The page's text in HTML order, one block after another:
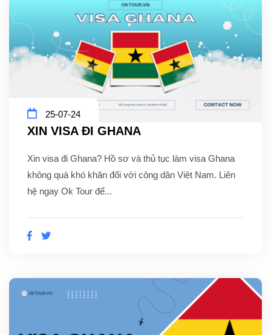
25-07-24
XIN VISA ĐI GHANA
Xin visa đi Ghana? Hồ sơ và thủ tục làm visa Ghana
không quá khó khăn đối với công dân Việt Nam. Liên
hệ ngay Ok Tour để...